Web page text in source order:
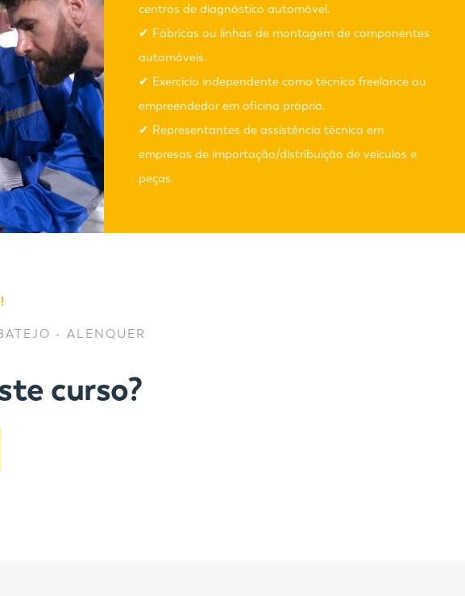
centros de diagnóstico automóvel.
✔ Fábricas ou linhas de montagem de componentes
automóveis.
✔ Exercício independente como técnico freelance ou
empreendedor em oficina própria.
✔ Representantes de assistência técnica em
empresas de importação/distribuição de veículos e
peças.
- ALENQUER
curso?